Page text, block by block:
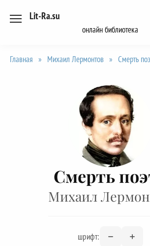
Lit-Ra.su
онлайн библиотека
Главная » Михаил Лермонтов » Смерть
Смерть
Михаил
шрифт: